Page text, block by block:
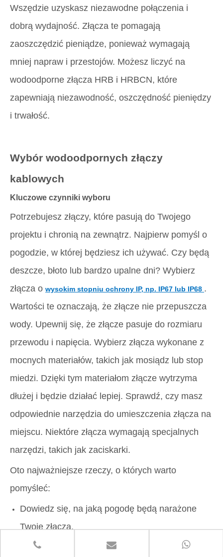
Wszędzie uzyskasz niezawodne połączenia i
dobrą wydajność. Złącza te pomagają
zaoszczędzić pieniądze, ponieważ wymagają
mniej napraw i przestojów. Możesz liczyć na
wodoodporne złącza HRB i HRBCN, które
zapewniają niezawodność, oszczędność pieniędzy
i trwałość.
Wybór wodoodpornych złączy
kablowych
Kluczowe czynniki wyboru
Potrzebujesz złączy, które pasują do Twojego
projektu i chronią na zewnątrz. Najpierw pomyśl o
pogodzie, w której będziesz ich używać. Czy będą
deszcze, błoto lub bardzo upalne dni? Wybierz
złącza o wysokim stopniu ochrony IP, np. IP67 lub IP68 .
Wartości te oznaczają, że złącze nie przepuszcza
wody. Upewnij się, że złącze pasuje do rozmiaru
przewodu i napięcia. Wybierz złącza wykonane z
mocnych materiałów, takich jak mosiądz lub stop
miedzi. Dzięki tym materiałom złącze wytrzyma
dłużej i będzie działać lepiej. Sprawdź, czy masz
odpowiednie narzędzia do umieszczenia złącza na
miejscu. Niektóre złącza wymagają specjalnych
narzędzi, takich jak zaciskarki.
Oto najważniejsze rzeczy, o których warto
pomyśleć:
Dowiedz się, na jaką pogodę będą narażone
Twoje złącza.
Upewnij się, że współpracują z Twoim sprzętem